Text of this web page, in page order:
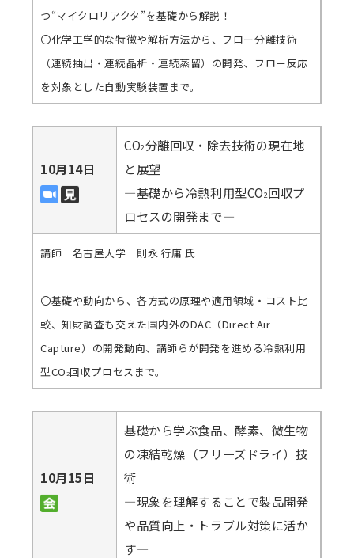
つ“マイクロリアクタ”を基礎から解説！
〇化学工学的な特徴や解析方法から、フロー分離技術
（連続抽出・連続晶析・連続蒸留）の開発、フロー反応
を対象とした自動実験装置まで。
10月14日
CO2分離回収・除去技術の現在地
と展望
―基礎から冷熱利用型CO2回収プ
ロセスの開発まで―
講師 名古屋大学 則永 行庸 氏
〇基礎や動向から、各方式の原理や適用領域・コスト比
較、知財調査も交えた国内外のDAC（Direct Air
Capture）の開発動向、講師らが開発を進める冷熱利用
型CO2回収プロセスまで。
10月15日
基礎から学ぶ食品、酵素、微生物
の凍結乾燥（フリーズドライ）技
術
―現象を理解することで製品開発
や品質向上・トラブル対策に活か
す―